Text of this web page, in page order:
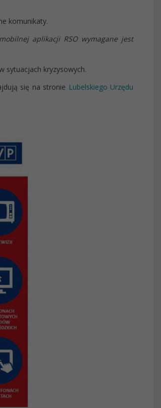
komunikaty.
aplikacji RSO wymagane jest
sytuacjach kryzysowych.
się na stronie Lubelskiego Urzędu